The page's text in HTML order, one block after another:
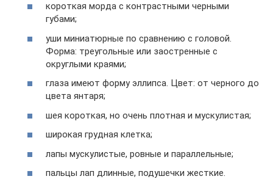
короткая морда с контрастными черными
губами;
уши миниатюрные по сравнению с головой.
Форма: треугольные или заостренные с
округлыми краями;
глаза имеют форму эллипса. Цвет: от черного до
цвета янтаря;
шея короткая, но очень плотная и мускулистая;
широкая грудная клетка;
лапы мускулистые, ровные и параллельные;
пальцы лап длинные, подушечки жесткие.